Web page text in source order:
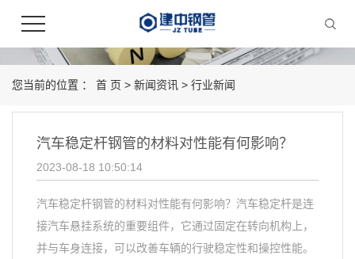
您当前的位置 ： 首 页 > 新闻资讯 > 行业新闻
汽车稳定杆钢管的材料对性能有何影响？
2023-08-18 10:50:14
汽车稳定杆钢管的材料对性能有何影响？汽车稳定杆是连
接汽车悬挂系统的重要组件，它通过固定在转向机构上，
并与车身连接，可以改善车辆的行驶稳定性和操控性能。